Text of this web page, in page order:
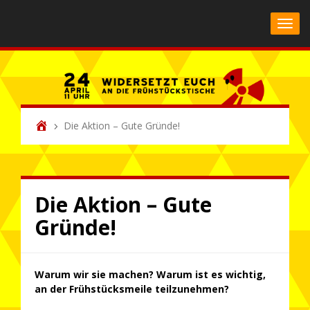
Die Aktion – Gute Gründe!
Die Aktion – Gute
Gründe!
Warum wir sie machen? Warum ist es wichtig,
an der Frühstücksmeile teilzunehmen?